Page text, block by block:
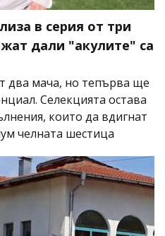
в серия от три
дали "акулите" са
два мача, но тепърва ще
Селекцията остава
които да вдигнат
челната шестица